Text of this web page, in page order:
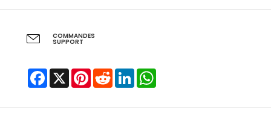
COMMANDES
SUPPORT
Facebook
X PinterestRedditLinkedIn